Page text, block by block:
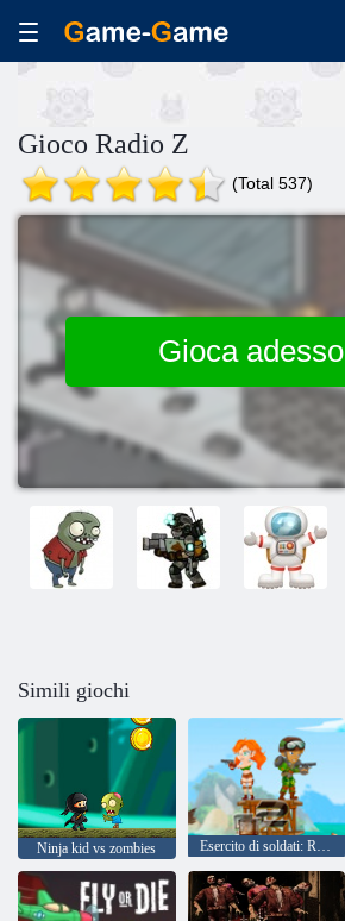
Gioco Radio Z
(Total 537)
Gioca adesso
Simili giochi
Ninja kid vs zombies Esercito di soldati: Resistenza